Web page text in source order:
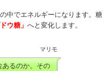
中でエネルギーになります。糖
ドウ糖」 へと変化します。
マリモ
あるのか。その